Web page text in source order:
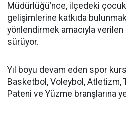
Müdürlüğü’nce, ilçedeki
gelişimlerine katkıda
yönlendirmek amacıyla verilen
sürüyor.
Yıl boyu devam eden spor
Basketbol, Voleybol, Atletizm,
Pateni ve Yüzme branşlarına